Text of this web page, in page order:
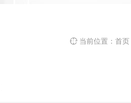
 当前位置： 首页